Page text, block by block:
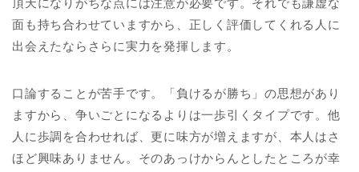
頂天になりがちな点には注意が必要です。それでも謙虚な
面も持ち合わせていますから、正しく評価してくれる人に
出会えたならさらに実力を発揮します。
口論することが苦手です。「負けるが勝ち」の思想があり
ますから、争いごとになるよりは一歩引くタイプです。他
人に歩調を合わせれば、更に味方が増えますが、本人はさ
ほど興味ありません。そのあっけからんとしたところが幸